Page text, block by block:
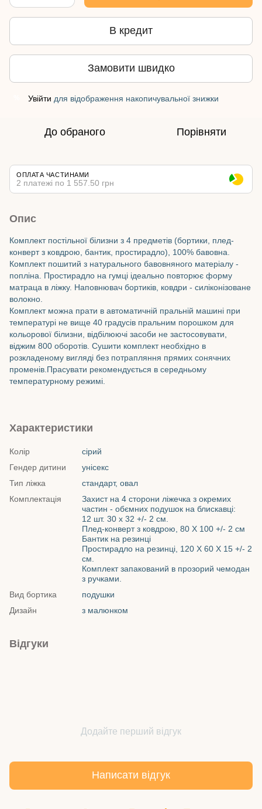
В кредит
Замовити швидко
Увійти для відображення накопичувальної знижки
До обраного Порівняти
ОПЛАТА ЧАСТИНАМИ
2 платежі по 1 557.50 грн
Опис
Комплект постільної білизни з 4 предметів (бортики, плед-
конверт з ковдрою, бантик, простирадло), 100% бавовна.
Комплект пошитий з натурального бавовняного матеріалу -
попліна. Простирадло на гумці ідеально повторює форму
матраца в ліжку. Наповнювач бортиків, ковдри - силіконізоване
волокно.
Комплект можна прати в автоматичній пральній машині при
температурі не вище 40 градусів пральним порошком для
кольорової білизни, відбілюючі засоби не застосовувати,
віджим 800 оборотів. Сушити комплект необхідно в
розкладеному вигляді без потрапляння прямих сонячних
променів.Прасувати рекомендується в середньому
температурному режимі.
Характеристики
Колір
сірий
Гендер дитини
унісекс
Тип ліжка
стандарт, овал
Комплектація
Захист на 4 сторони ліжечка з окремих
частин - обємних подушок на блискавці:
12 шт. 30 х 32 +/- 2 см.
Плед-конверт з ковдрою, 80 Х 100 +/- 2 см
Бантик на резинці
Простирадло на резинці, 120 Х 60 Х 15 +/- 2
см.
Комплект запакований в прозорий чемодан
з ручками.
Вид бортика
подушки
Дизайн
з малюнком
Відгуки
Додайте перший відгук
Написати відгук